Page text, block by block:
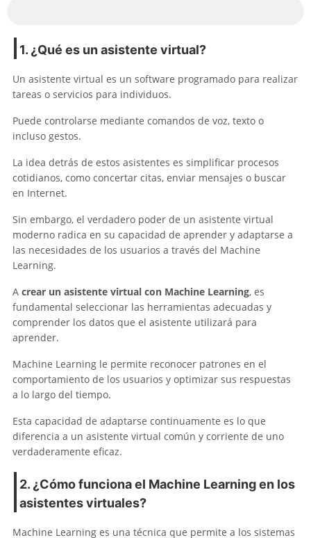
1. ¿Qué es un asistente virtual?
Un asistente virtual es un software programado para realizar
tareas o servicios para individuos.
Puede controlarse mediante comandos de voz, texto o
incluso gestos.
La idea detrás de estos asistentes es simplificar procesos
cotidianos, como concertar citas, enviar mensajes o buscar
en Internet.
Sin embargo, el verdadero poder de un asistente virtual
moderno radica en su capacidad de aprender y adaptarse a
las necesidades de los usuarios a través del Machine
Learning.
A crear un asistente virtual con Machine Learning, es
fundamental seleccionar las herramientas adecuadas y
comprender los datos que el asistente utilizará para
aprender.
Machine Learning le permite reconocer patrones en el
comportamiento de los usuarios y optimizar sus respuestas
a lo largo del tiempo.
Esta capacidad de adaptarse continuamente es lo que
diferencia a un asistente virtual común y corriente de uno
verdaderamente eficaz.
2. ¿Cómo funciona el Machine Learning en los
asistentes virtuales?
Machine Learning es una técnica que permite a los sistemas